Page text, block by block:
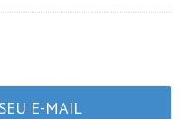
E-MAIL